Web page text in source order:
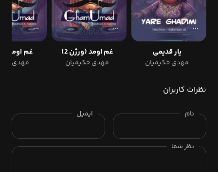
یار قدیمی
مهدی حکیمیان
غم اومد (ورژن 2)
مهدی حکیمیان
غم اومد
مهدی
نظرات کاربران
نام ایمیل
نظر شما